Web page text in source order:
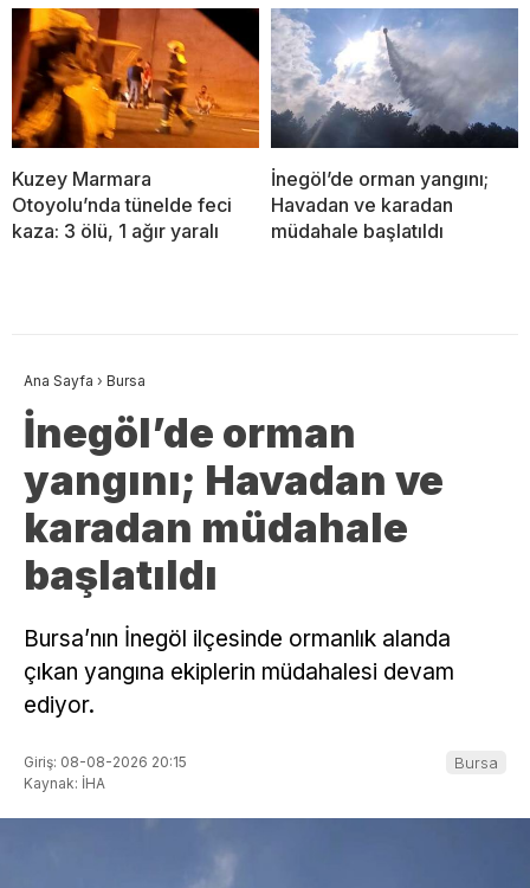
Kuzey Marmara
Otoyolu’nda tünelde feci
kaza: 3 ölü, 1 ağır yaralı
İnegöl’de orman yangını;
Havadan ve karadan
müdahale başlatıldı
Ana Sayfa › Bursa
İnegöl’de orman
yangını; Havadan ve
karadan müdahale
başlatıldı
Bursa’nın İnegöl ilçesinde ormanlık alanda
çıkan yangına ekiplerin müdahalesi devam
ediyor.
Giriş: 08-08-2026 20:15
Kaynak: İHA
Bursa